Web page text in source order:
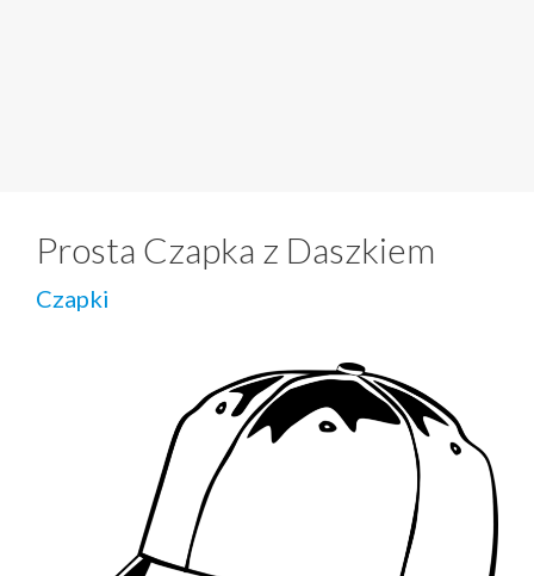
Prosta Czapka z Daszkiem
Czapki